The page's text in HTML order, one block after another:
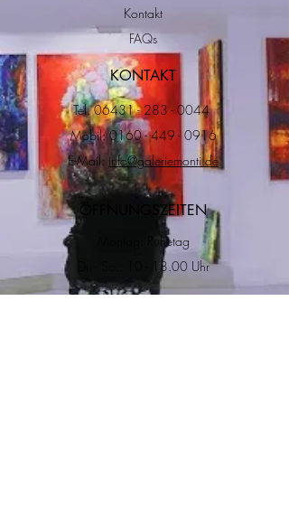
Kontakt
FAQs
KONTAKT
Tel.06431 - 283 - 0044
Mobil:0160 - 449 - 0916
E-Mail: info@galeriemonti.de
ÖFFNUNGSZEITEN
Montag: Ruhetag
Di. - So.: 10 - 18.00 Uhr